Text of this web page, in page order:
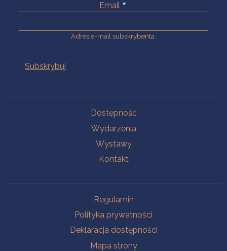
Email
Adres e-mail subskrybenta.
Dostępność
Wydarzenia
Wystawy
Kontakt
Regulamin
Polityka prywatności
Deklaracja dostępności
Mapa strony